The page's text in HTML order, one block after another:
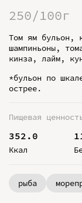
250/100г
Том ям бульон,
шампиньоны,
кинза, лайм,
*бульон по
острее.
Пищевая
352.0
Ккал
рыба